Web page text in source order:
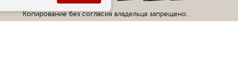
Копирование без согласия владельца запрещено.